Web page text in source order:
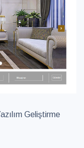
Geliştirme